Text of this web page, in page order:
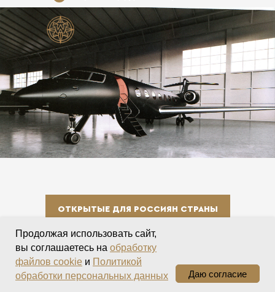
ОТКРЫТЫЕ ДЛЯ РОССИЯН СТРАНЫ
БЕЗОПАСНОСТЬ И
Продолжая использовать сайт,
вы соглашаетесь на обработку
файлов cookie и Политикой
обработки персональных данных
Даю согласие